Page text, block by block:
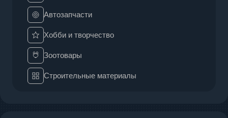
Автозапчасти
Хобби и творчество
Зоотовары
Строительные материалы